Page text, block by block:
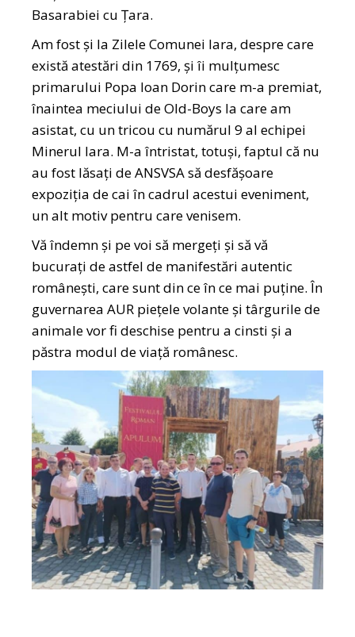
Basarabiei cu Țara.
Am fost și la Zilele Comunei Iara, despre care
există atestări din 1769, și îi mulțumesc
primarului Popa Ioan Dorin care m-a premiat,
înaintea meciului de Old-Boys la care am
asistat, cu un tricou cu numărul 9 al echipei
Minerul Iara. M-a întristat, totuși, faptul că nu
au fost lăsați de ANSVSA să desfășoare
expoziția de cai în cadrul acestui eveniment,
un alt motiv pentru care venisem.
Vă îndemn și pe voi să mergeți și să vă
bucurați de astfel de manifestări autentic
românești, care sunt din ce în ce mai puține. În
guvernarea AUR piețele volante și târgurile de
animale vor fi deschise pentru a cinsti și a
păstra modul de viață românesc.